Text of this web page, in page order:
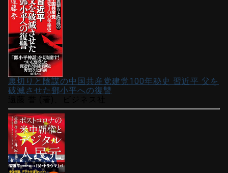
裏切りと陰謀の中国共産党建党100年秘史 習近平 父を
破滅させた鄧小平への復讐